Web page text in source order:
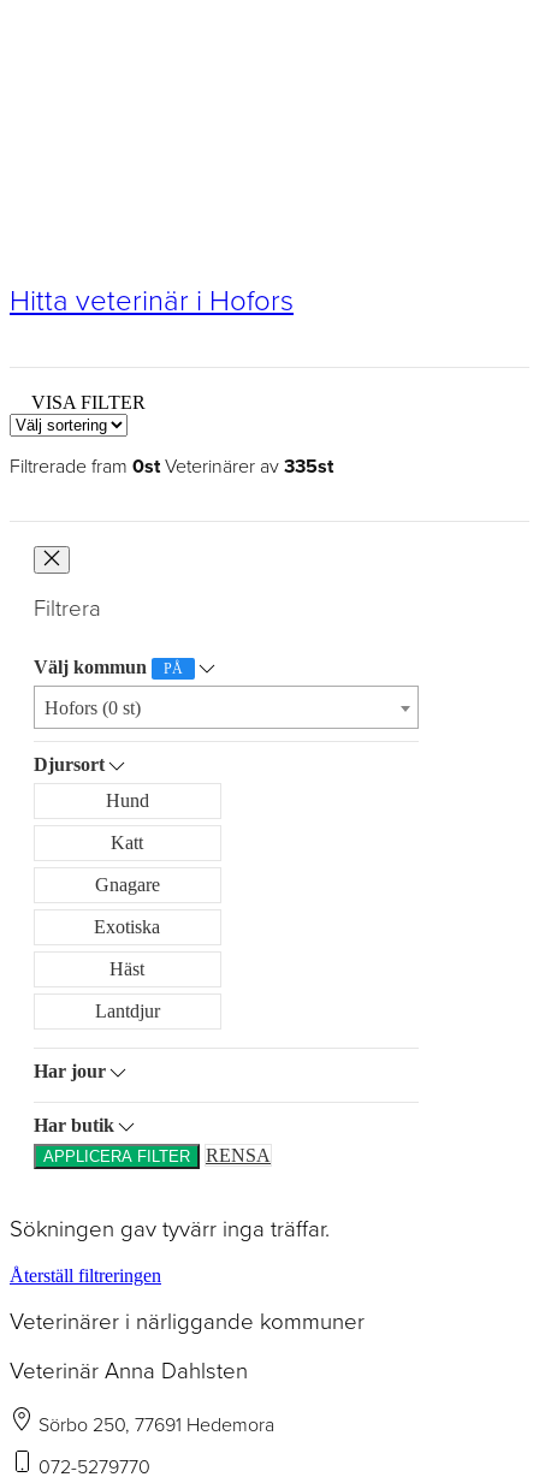
Hitta veterinär i Hofors
VISA FILTER
Filtrerade fram 0stVeterinärer av 335st
Filtrera
Välj kommun PÅ
Hofors (0 st)
Djursort
Hund
Katt
Gnagare
Exotiska
Häst
Lantdjur
Har jour
Har butik
APPLICERA FILTER RENSA
Sökningen gav tyvärr inga träffar.
Återställ filtreringen
Veterinärer i närliggande kommuner
Veterinär Anna Dahlsten
Sörbo 250, 77691 Hedemora
072-5279770